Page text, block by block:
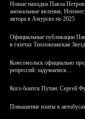
Новые находки Павла
аномальные явления,
автора в Амурске по 2025
Официальные публикации
в газетах Тихоокеанская
Комсомольск официально
репрессий: задумаемся...
Кого боится Путин: Сергей
Повышение платы в